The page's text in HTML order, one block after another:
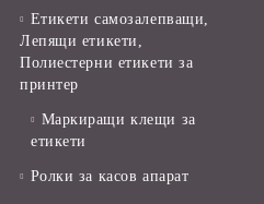
Етикети самозалепващи,
Лепящи етикети,
Полиестерни етикети за
принтер
Маркиращи клещи за
етикети
Ролки за касов апарат